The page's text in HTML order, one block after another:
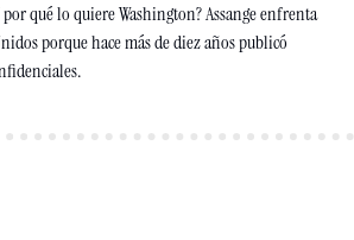
qué lo quiere Washington? Assange enfrenta
porque hace más de diez años publicó